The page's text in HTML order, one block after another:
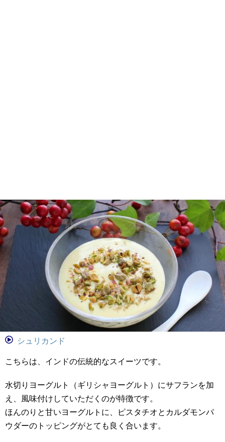
シュリカンド
こちらは、インドの伝統的なスイーツです。
水切りヨーグルト（ギリシャヨーグルト）にサフランを加
え、風味付けしていただくのが特徴です。
ほんのりと甘いヨーグルトに、ピスタチオとカルダモンパ
ウダーのトッピングがとても良く合います。